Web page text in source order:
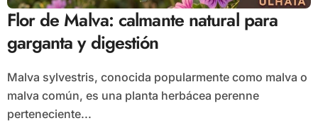
Flor de Malva: calmante natural para
garganta y digestión
Malva sylvestris, conocida popularmente como malva o
malva común, es una planta herbácea perenne
perteneciente...